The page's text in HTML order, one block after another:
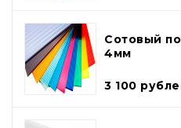
Сотовый
4мм
3 100